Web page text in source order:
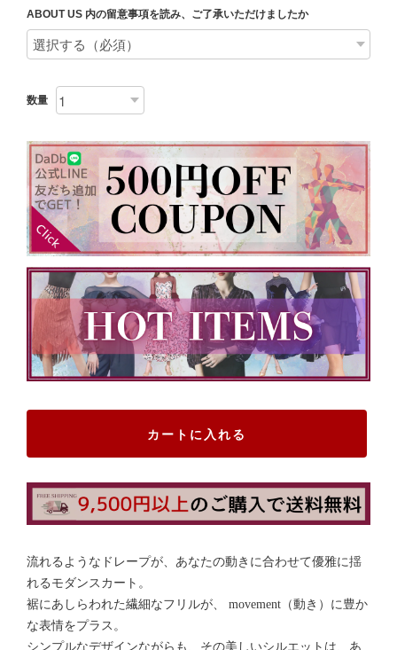
ABOUT US 内の留意事項を読み、ご了承いただけましたか
数量
カートに入れる
流れるようなドレープが、あなたの動きに合わせて優雅に揺
れるモダンスカート。
裾にあしらわれた繊細なフリルが、 movement（動き）に豊か
な表情をプラス。
シンプルなデザインながらも、その美しいシルエットは、あ